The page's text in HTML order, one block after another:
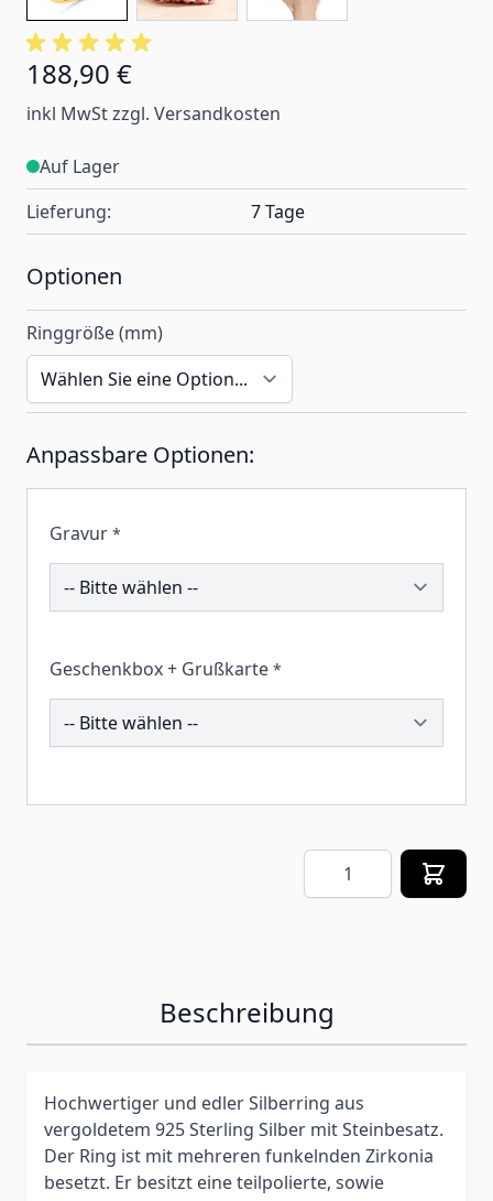
Ab:
188,90 €
inkl MwSt zzgl. Versandkosten
Auf Lager
Lieferung:
7 Tage
Optionen
Ringgröße (mm)
Anpassbare Optionen:
Gravur *
194063
Geschenkbox + Grußkarte *
258778
Menge
Beschreibung
Hochwertiger und edler Silberring aus
vergoldetem 925 Sterling Silber mit Steinbesatz.
Der Ring ist mit mehreren funkelnden Zirkonia
besetzt. Er besitzt eine teilpolierte, sowie